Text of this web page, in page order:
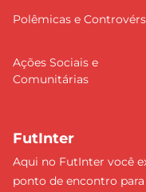
Polêmicas e
Ações Sociais e
Comunitárias
FutInter
Aqui no FutInter você
ponto de encontro